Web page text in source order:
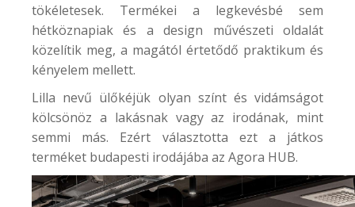
tökéletesek. Termékei a legkevésbé sem
hétköznapiak és a design művészeti oldalát
közelítik meg, a magától értetődő praktikum és
kényelem mellett.
Lilla nevű ülőkéjük olyan színt és vidámságot
kölcsönöz a lakásnak vagy az irodának, mint
semmi más. Ezért választotta ezt a játkos
terméket budapesti irodájába az Agora HUB.